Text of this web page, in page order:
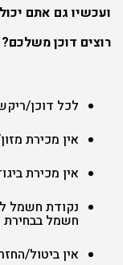
ועכשיו גם אתם
רוצים דוכן משלכם?
לכל דוכן/
אין מכירת
אין מכירת
נקודת חשמל
חשמל בבחירת
אין ביטול/